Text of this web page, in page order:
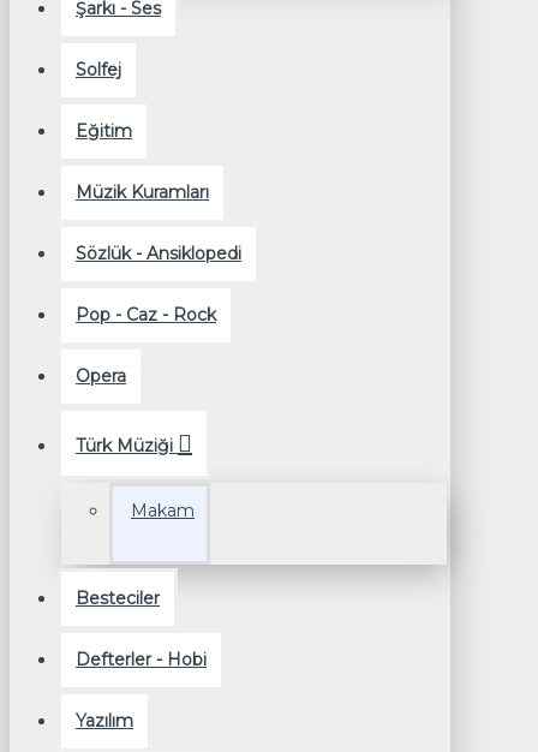
Şarkı - Ses
Solfej
Eğitim
Müzik Kuramları
Sözlük - Ansiklopedi
Pop - Caz - Rock
Opera
Türk Müziği
Makam
Besteciler
Defterler - Hobi
Yazılım